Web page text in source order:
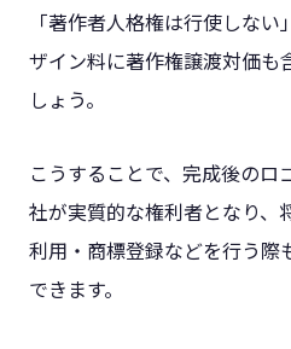
「著作者人格権は行使しな
ザイン料に著作権譲渡対価も
しょう。
こうすることで、完成後のロ
社が実質的な権利者となり、
利用・商標登録などを行う際
できます。